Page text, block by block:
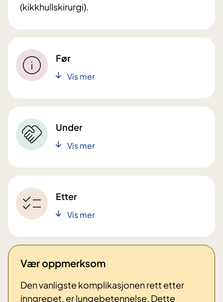
(kikkhullskirurgi).
Før
Vis mer
Under
Vis mer
Etter
Vis mer
Vær oppmerksom
Den vanligste komplikasjonen rett etter
inngrepet, er lungebetennelse. Dette